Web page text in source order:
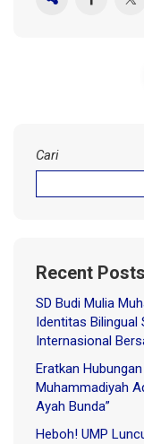
Cari
Recent Posts
SD Budi Mulia
Identitas
Internasional
Eratkan
Muhammadiyah
Ayah Bunda”
Heboh! UMP